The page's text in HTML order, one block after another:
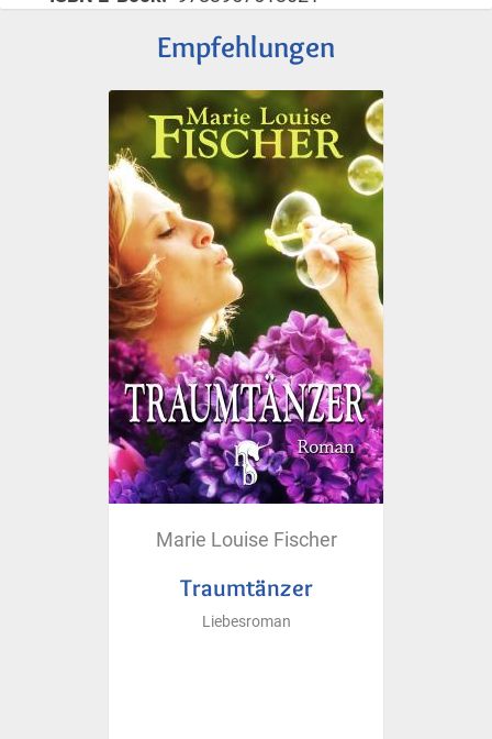
Empfehlungen
Marie Louise Fischer
Traumtänzer
Liebesroman